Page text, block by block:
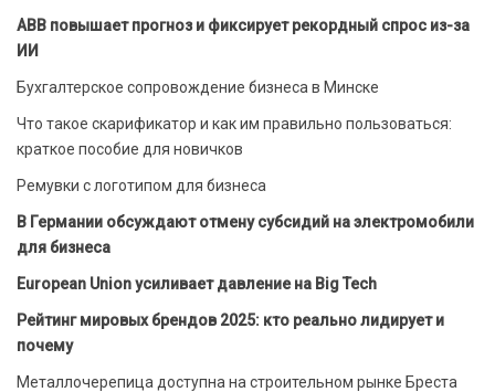
ABB повышает прогноз и фиксирует рекордный спрос из-за
ИИ
Бухгалтерское сопровождение бизнеса в Минске
Что такое скарификатор и как им правильно пользоваться:
краткое пособие для новичков
Ремувки с логотипом для бизнеса
В Германии обсуждают отмену субсидий на электромобили
для бизнеса
European Union усиливает давление на Big Tech
Рейтинг мировых брендов 2025: кто реально лидирует и
почему
Металлочерепица доступна на строительном рынке Бреста